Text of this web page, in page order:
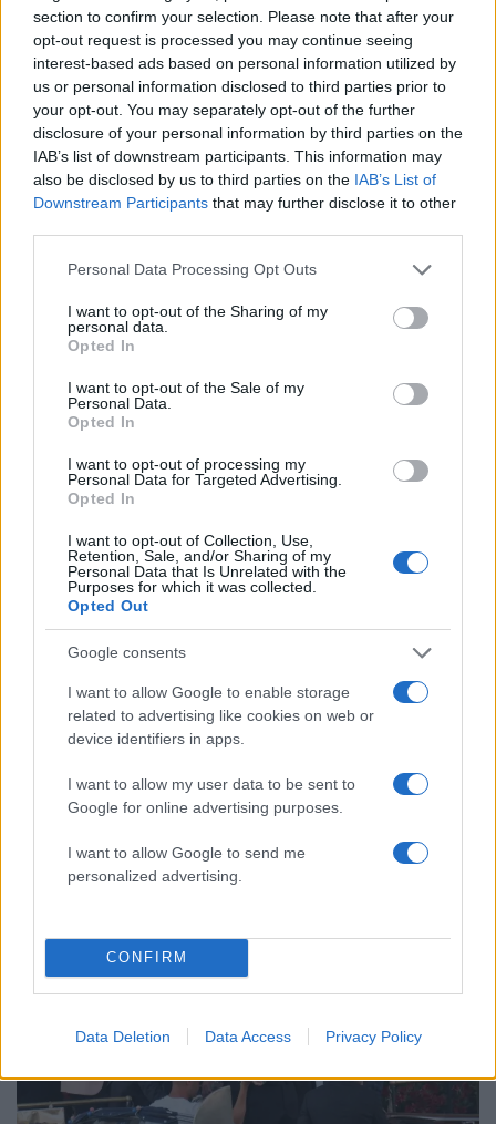
section to confirm your selection. Please note that after your
opt-out request is processed you may continue seeing
interest-based ads based on personal information utilized by
us or personal information disclosed to third parties prior to
your opt-out. You may separately opt-out of the further
disclosure of your personal information by third parties on the
IAB’s list of downstream participants. This information may
also be disclosed by us to third parties on the IAB’s List of
Downstream Participants that may further disclose it to other
Please note that this website/app uses one or more Google
not limited to your visit or usage behaviour. You may click to
grant or deny consent to Google and its third-party tags to
use your data for below specified purposes in below Google
consent section.
Personal Data Processing Opt Outs
I want to opt-out of the Sharing of my
personal data.
Opted In
I want to opt-out of the Sale of my
Personal Data.
Opted In
I want to opt-out of processing my
Personal Data for Targeted Advertising.
Opted In
I want to opt-out of Collection, Use,
Retention, Sale, and/or Sharing of my
Personal Data that Is Unrelated with the
Purposes for which it was collected.
Opted Out
Google consents
I want to allow Google to enable storage
related to advertising like cookies on web or
device identifiers in apps.
I want to allow my user data to be sent to
Google for online advertising purposes.
I want to allow Google to send me
personalized advertising.
CONFIRM
Data Deletion Data Access Privacy Policy
Ο ιταλός σχεδιαστής, Ντομένικο Ντόλτσε / REUTERS / Manuel
Silvestri
Selfie μέσα στο σκάφος για την Vittoria Ceretti, τη σύντροφο
του Λεονάρντο ντι Κάπριο / REUTERS /Guglielmo Mangiapane
Ο Ορλάντο Μπλούμ / REUTERS /Manuel Silvestri